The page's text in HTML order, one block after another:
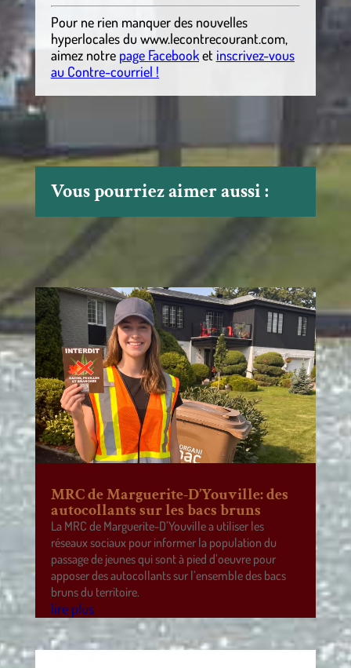
Pour ne rien manquer des nouvelles
hyperlocales du www.lecontrecourant.com,
aimez notre page Facebooket inscrivez-vous
au Contre-courriel !
Vous pourriez aimer aussi :
MRC de Marguerite-D’Youville: des
autocollants sur les bacs bruns
La MRC de Marguerite-D’Youville a utiliser les
réseaux sociaux pour informer la population du
passage de jeunes qui sont à pied d’oeuvre pour
apposer des autocollants sur l’ensemble des bacs
bruns du territoire.
lire plus